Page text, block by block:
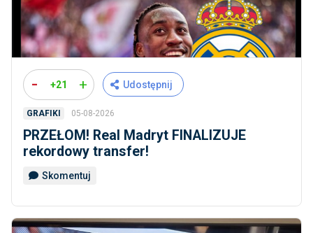
- +21 + Udostępnij
GRAFIKI 05-08-2026
PRZEŁOM! Real Madryt FINALIZUJE
rekordowy transfer!
Skomentuj